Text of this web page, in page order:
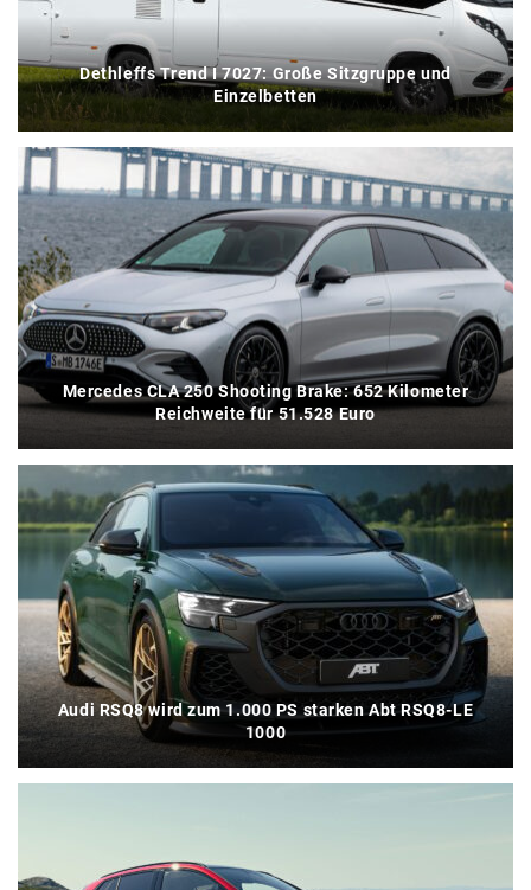
Dethleffs Trend I 7027: Große Sitzgruppe und
Einzelbetten
Mercedes CLA 250 Shooting Brake: 652 Kilometer
Reichweite für 51.528 Euro
Audi RSQ8 wird zum 1.000 PS starken Abt RSQ8-LE
1000